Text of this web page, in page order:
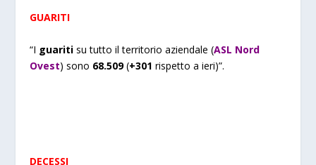
GUARITI
“I guariti su tutto il territorio aziendale (ASL Nord
Ovest) sono 68.509(+301 rispetto a ieri)”.
DECESSI